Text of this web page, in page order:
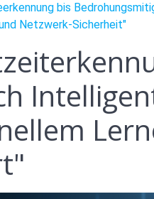
bis
Netzwerk-Sicherheit"